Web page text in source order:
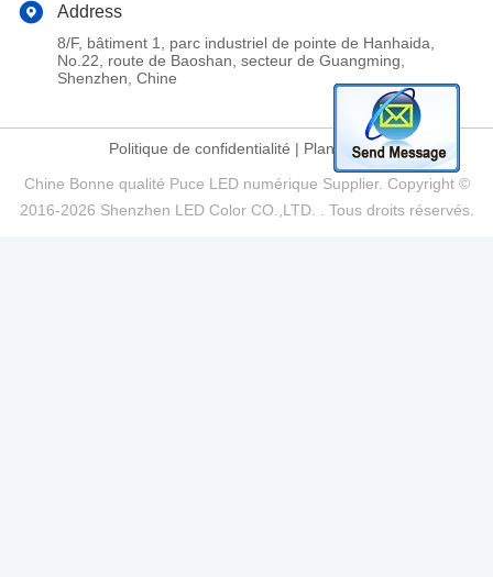
Address
8/F, bâtiment 1, parc industriel de pointe de Hanhaida,
No.22, route de Baoshan, secteur de Guangming,
Shenzhen, Chine
Politique de confidentialité | Plan du site
Chine Bonne qualité Puce LED numérique Supplier. Copyright ©
2016-2026 Shenzhen LED Color CO.,LTD. . Tous droits réservés.